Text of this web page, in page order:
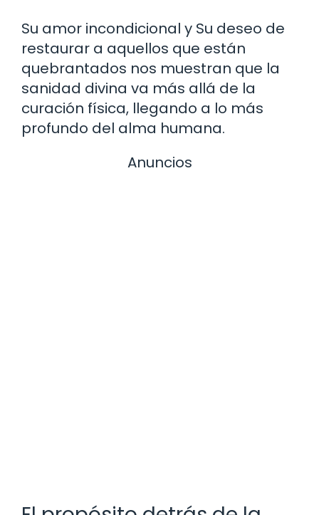
Su amor incondicional y Su deseo de
restaurar a aquellos que están
quebrantados nos muestran que la
sanidad divina va más allá de la
curación física, llegando a lo más
profundo del alma humana.
Anuncios